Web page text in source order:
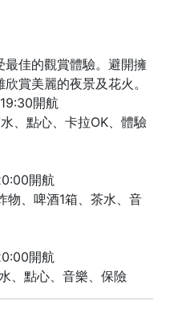
最佳的觀賞體驗。避開擁
賞美麗的夜景及花火。
開航
、點心、卡拉OK、體驗
開航
、啤酒1箱、茶水、音
開航
、點心、音樂、保險